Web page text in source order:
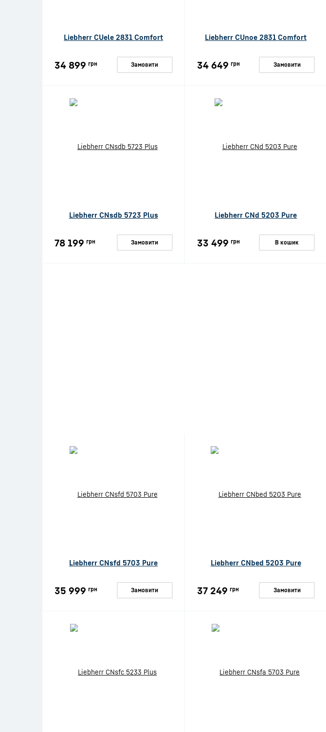
Liebherr CUele 2831 Comfort
34 899 грн Замовити
Liebherr CUnoe 2831 Comfort
34 649 грн Замовити
Liebherr CNsdb 5723 Plus
78 199 грн Замовити
Liebherr CNd 5203 Pure
33 499 грн В кошик
Liebherr CNsfd 5703 Pure
35 999 грн Замовити
Liebherr CNbed 5203 Pure
37 249 грн Замовити